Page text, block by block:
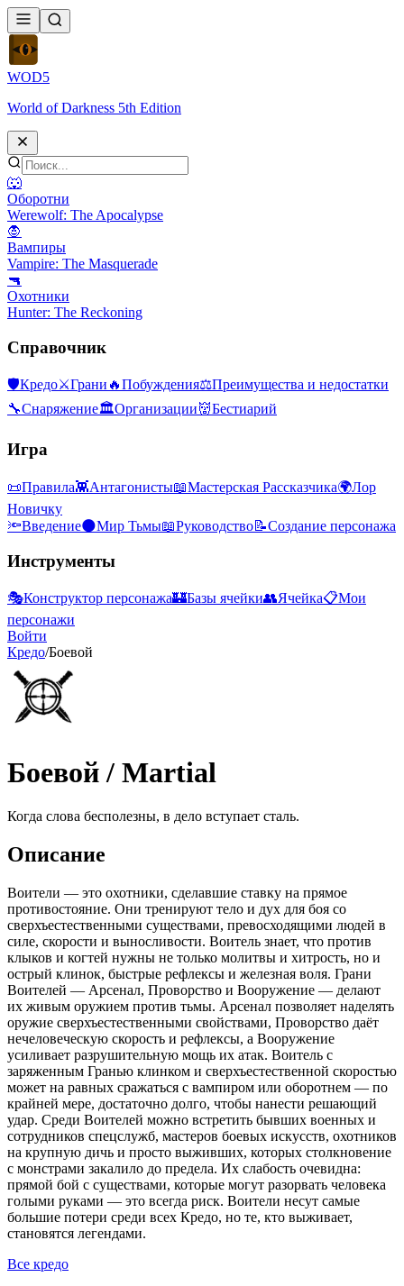
WOD5
World of Darkness 5th Edition
🐺
Оборотни
Werewolf: The Apocalypse
🧛
Вампиры
Vampire: The Masquerade
🔫
Охотники
Hunter: The Reckoning
Справочник
🛡Кредо⚔Грани 🔥Побуждения⚖️Преимущества и недостатки
🔧Снаряжение🏛Организации👹Бестиарий
Игра
📜Правила👾Антагонисты📖Мастерская Рассказчика🌍Лор
Новичку
🔦Введение🌑Мир Тьмы📖Руководство📝Создание персонажа
Инструменты
🎭Конструктор персонажа🏰Базы ячейки👥Ячейка📋Мои
персонажи
Войти
Кредо/Боевой
Боевой / Martial
Когда слова бесполезны, в дело вступает сталь.
Описание
Воители — это охотники, сделавшие ставку на прямое
противостояние. Они тренируют тело и дух для боя со
сверхъестественными существами, превосходящими людей в
силе, скорости и выносливости. Воитель знает, что против
клыков и когтей нужны не только молитвы и хитрость, но и
острый клинок, быстрые рефлексы и железная воля. Грани
Воителей — Арсенал, Проворство и Вооружение — делают
их живым оружием против тьмы. Арсенал позволяет наделять
оружие сверхъестественными свойствами, Проворство даёт
нечеловеческую скорость и рефлексы, а Вооружение
усиливает разрушительную мощь их атак. Воитель с
заряженным Гранью клинком и сверхъестественной скоростью
может на равных сражаться с вампиром или оборотнем — по
крайней мере, достаточно долго, чтобы нанести решающий
удар. Среди Воителей можно встретить бывших военных и
сотрудников спецслужб, мастеров боевых искусств, охотников
на крупную дичь и просто выживших, которых столкновение
с монстрами закалило до предела. Их слабость очевидна:
прямой бой с существами, которые могут разорвать человека
голыми руками — это всегда риск. Воители несут самые
большие потери среди всех Кредо, но те, кто выживает,
становятся легендами.
Все кредо